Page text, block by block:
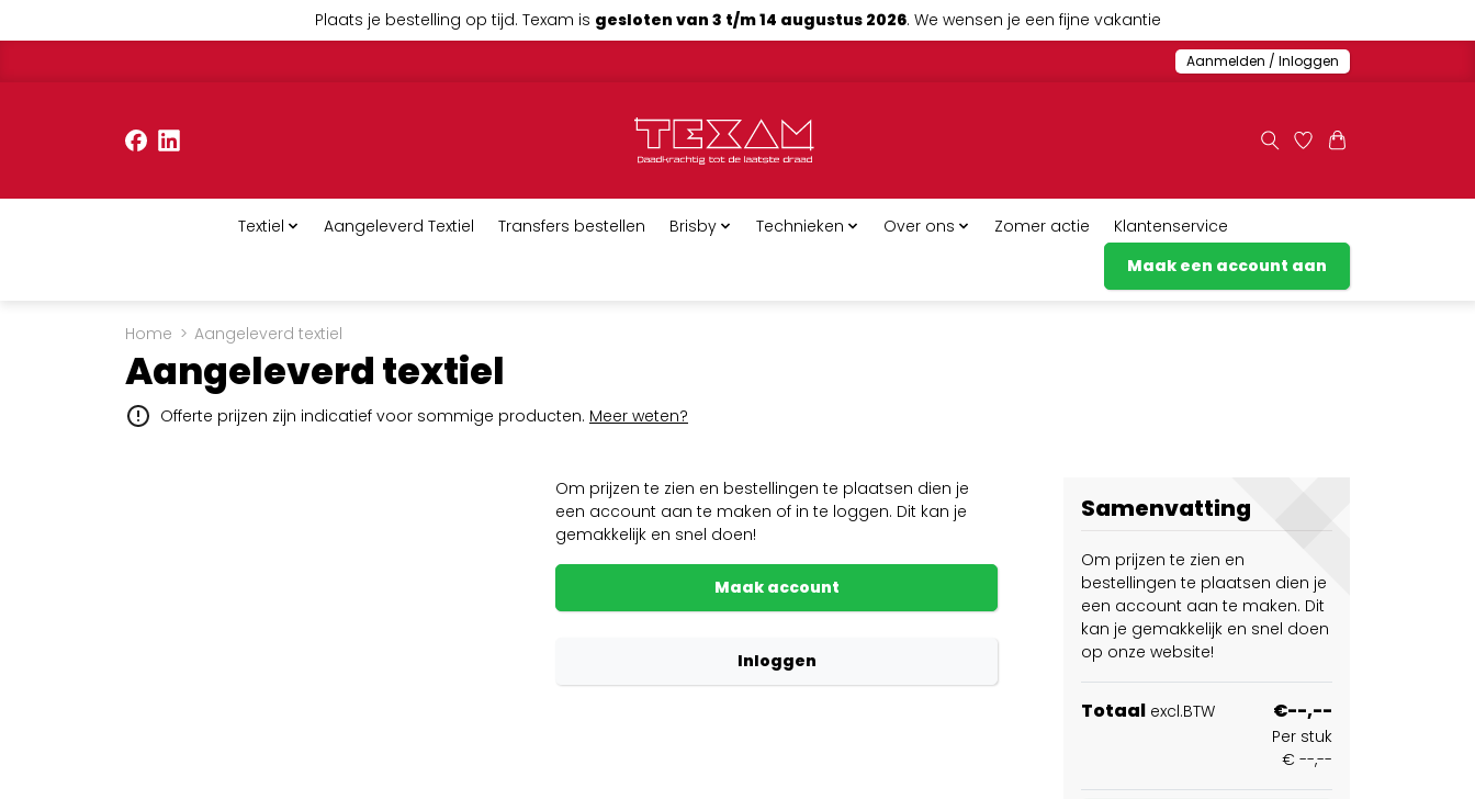
Plaats je bestelling op tijd. Texam is gesloten van 3 t/m 14 augustus 2026. We wensen je een fijne vakantie
Aanmelden / Inloggen
Textiel Aangeleverd Textiel Transfers bestellen Brisby Technieken Over ons Zomer actie
Klantenservice
Maak een account aan
Home > Aangeleverd textiel
Aangeleverd textiel
Offerte prijzen zijn indicatief voor sommige producten. Meer weten?
Om prijzen te zien en bestellingen te plaatsen dien je
een account aan te maken of in te loggen. Dit kan je
gemakkelijk en snel doen!
Maak account
Inloggen
Samenvatting
Om prijzen te zien en
bestellingen te plaatsen dien je
een account aan te maken. Dit
kan je gemakkelijk en snel doen
op onze website!
Totaal excl.BTW €--,--
Per stuk
€ --,--